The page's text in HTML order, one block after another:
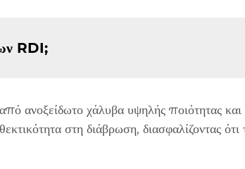
RDI;
ανοξείδωτο χάλυβα υψηλής ποιότητας
στη διάβρωση, διασφαλίζοντας